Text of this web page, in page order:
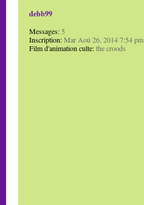
debb99
Messages: 5
Inscription:Mar Aoû 26, 2014 7:54 pm
Film d'animation culte:the croods